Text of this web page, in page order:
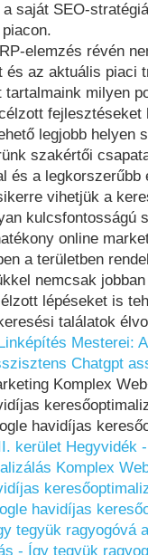
saját SEO-
elemzés révén
és az aktuális piaci
milyen
fejlesztéseket
legjobb helyen
szakértői
és a
vihetjük a
kulcsfontosságú
online
a területben
nemcsak
lépéseket is
találatok
Mesterei:
Chatgpt
Komplex
havidíjas
kerület Hegyvidék
Komplex
havidíjas
tegyük ragyogóvá
- Így tegyük